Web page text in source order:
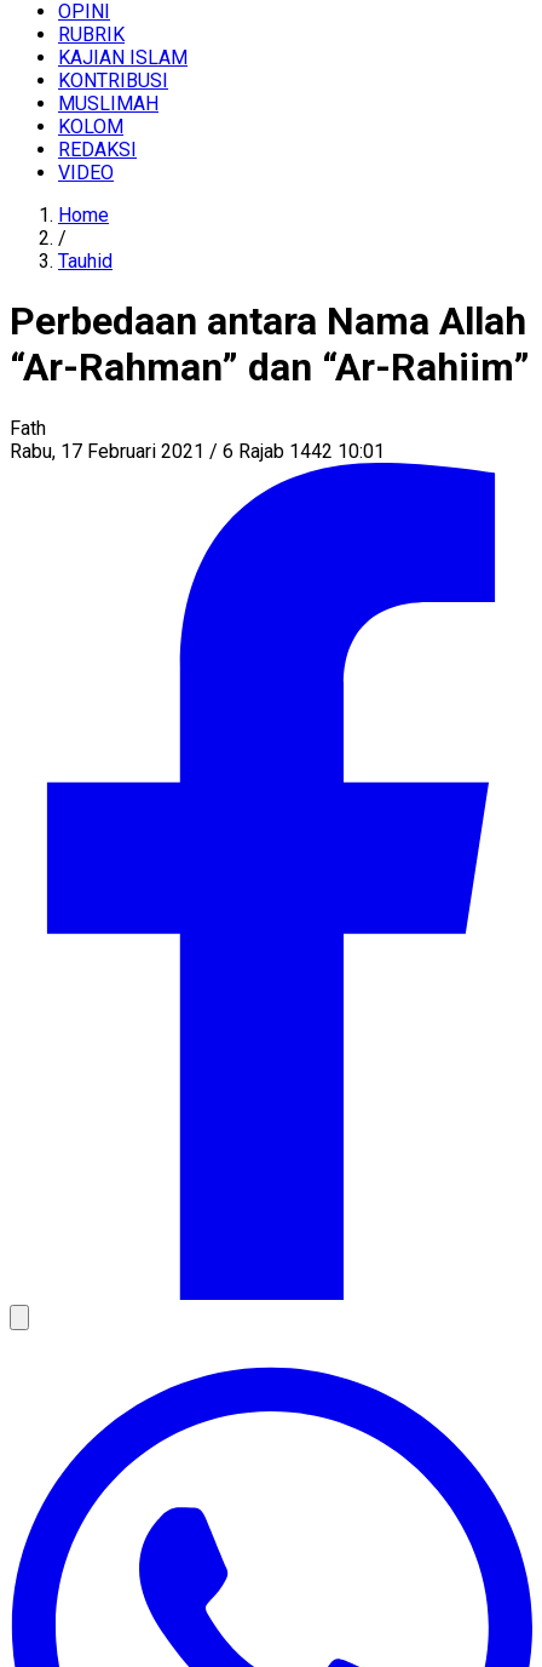
OPINI
RUBRIK
KAJIAN ISLAM
KONTRIBUSI
MUSLIMAH
KOLOM
REDAKSI
VIDEO
Home
/
Tauhid
Perbedaan antara Nama Allah
“Ar-Rahman” dan “Ar-Rahiim”
Fath
Rabu, 17 Februari 2021 / 6 Rajab 1442 10:01